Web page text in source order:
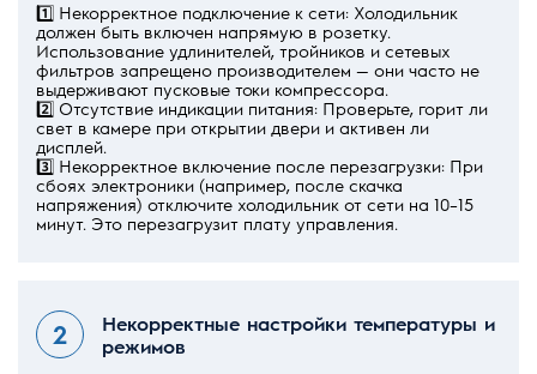
1️⃣ Некорректное подключение к сети: Холодильник
должен быть включен напрямую в розетку.
Использование удлинителей, тройников и сетевых
фильтров запрещено производителем — они часто не
выдерживают пусковые токи компрессора.
2️⃣ Отсутствие индикации питания: Проверьте, горит ли
свет в камере при открытии двери и активен ли
дисплей.
3️⃣ Некорректное включение после перезагрузки: При
сбоях электроники (например, после скачка
напряжения) отключите холодильник от сети на 10–15
минут. Это перезагрузит плату управления.
Некорректные настройки температуры и
режимов